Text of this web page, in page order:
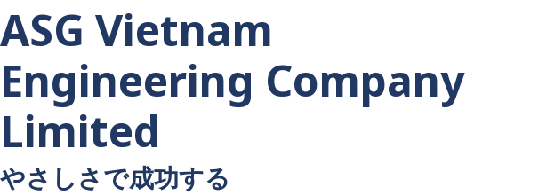
ASG Vietnam
Engineering Company
Limited
やさしさで成功する